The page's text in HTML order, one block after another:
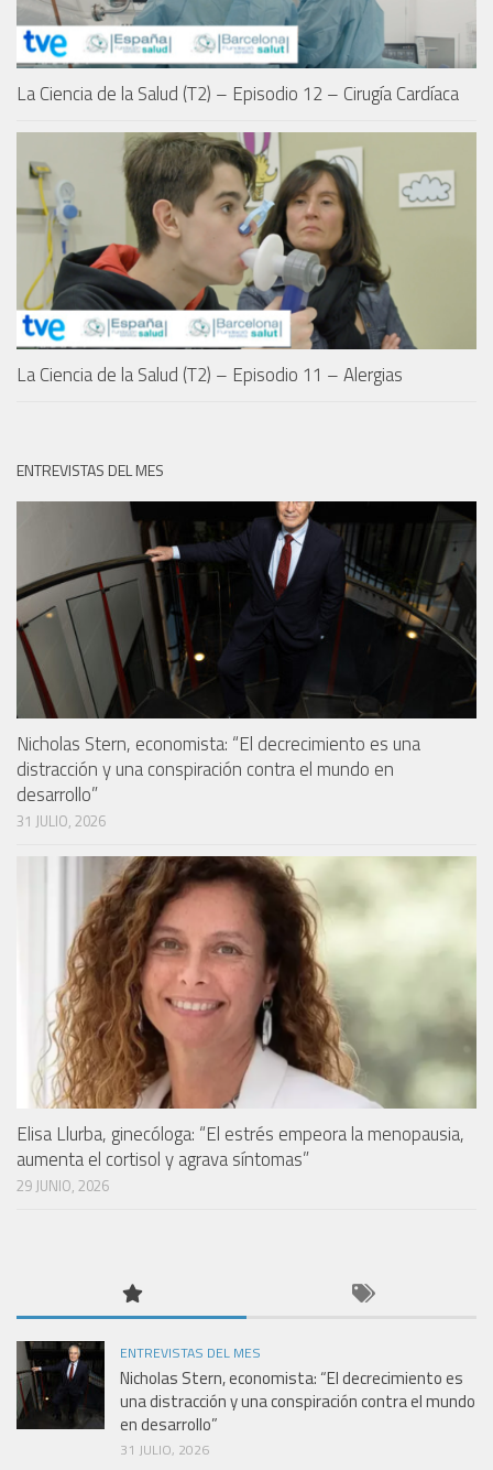
La Ciencia de la Salud (T2) – Episodio 12 – Cirugía Cardíaca
La Ciencia de la Salud (T2) – Episodio 11 – Alergias
ENTREVISTAS DEL MES
Nicholas Stern, economista: “El decrecimiento es una
distracción y una conspiración contra el mundo en
desarrollo”
31 JULIO, 2026
Elisa Llurba, ginecóloga: “El estrés empeora la menopausia,
aumenta el cortisol y agrava síntomas”
29 JUNIO, 2026
ENTREVISTAS DEL MES
Nicholas Stern, economista: “El decrecimiento es
una distracción y una conspiración contra el mundo
en desarrollo”
31 JULIO, 2026